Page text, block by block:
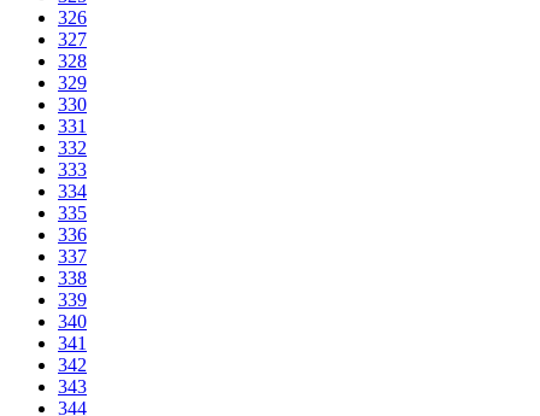
326
327
328
329
330
331
332
333
334
335
336
337
338
339
340
341
342
343
344